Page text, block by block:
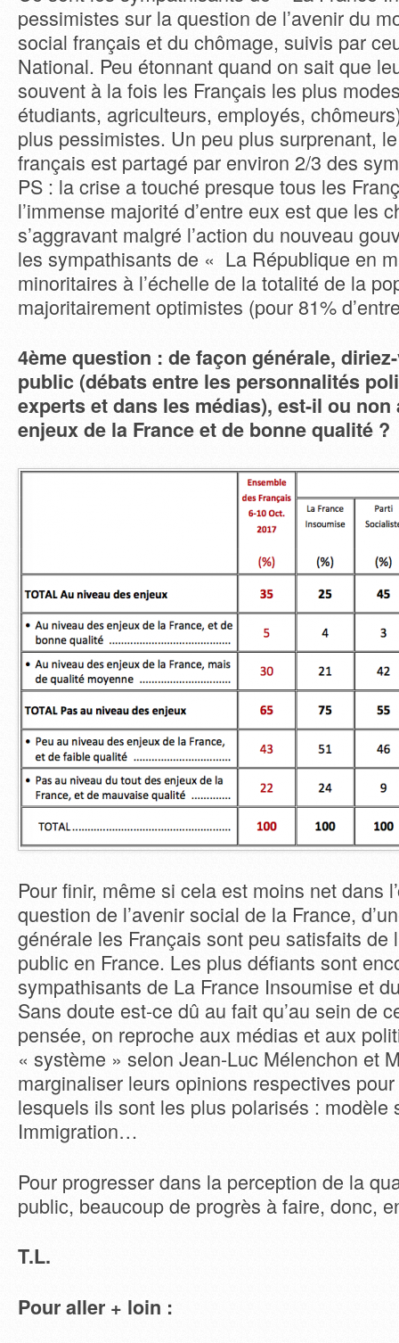
pessimistes sur la question de l’avenir du
social français et du chômage, suivis par
National. Peu étonnant quand on sait que
souvent à la fois les Français les plus
étudiants, agriculteurs, employés,
plus pessimistes. Un peu plus surprenant,
français est partagé par environ 2/3 des
PS : la crise a touché presque tous les
l’immense majorité d’entre eux est que les
s’aggravant malgré l’action du nouveau
les sympathisants de « La République en
minoritaires à l’échelle de la totalité de la
majoritairement optimistes (pour 81%
4ème question : de façon générale,
public (débats entre les personnalités
experts et dans les médias), est-il ou non
enjeux de la France et de bonne qualité ?
Pour finir, même si cela est moins net dans
question de l’avenir social de la France,
générale les Français sont peu satisfaits de
public en France. Les plus défiants sont
sympathisants de La France Insoumise et
Sans doute est-ce dû au fait qu’au sein de
pensée, on reproche aux médias et aux
« système » selon Jean-Luc Mélenchon et
marginaliser leurs opinions respectives
lesquels ils sont les plus polarisés : modèle
Immigration…
Pour progresser dans la perception de la
public, beaucoup de progrès à faire, donc,
T.L.
Pour aller + loin :